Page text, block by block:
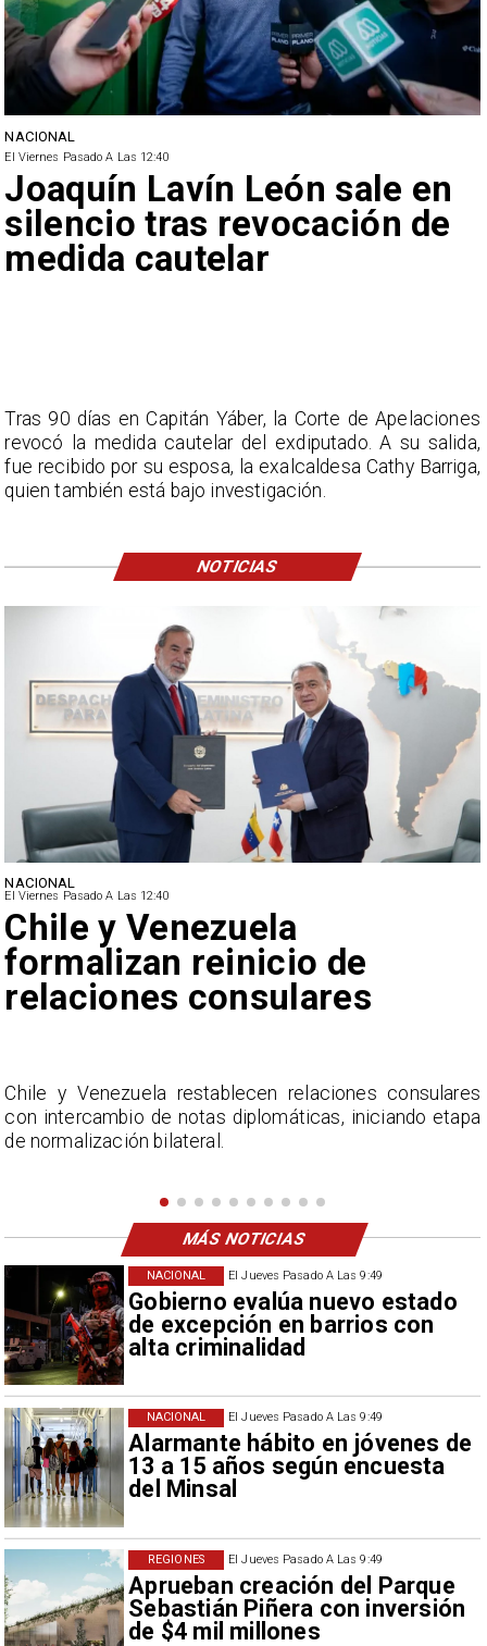
El Jueves Pasado A Las 9:49
Gobierno evalúa nuevo estado
de excepción en barrios con
alta criminalidad
NACIONAL
El Jueves Pasado A Las 9:49
Alarmante hábito en jóvenes de
13 a 15 años según encuesta
del Minsal
NACIONAL
El Jueves Pasado A Las 9:49
Aprueban creación del Parque
Sebastián Piñera con inversión
de $4 mil millones
REGIONES
NACIONAL
El Viernes Pasado A Las 12:40
Feriantes rechazan dichos
de Camila Flores sobre
Fabiola Campillai
La Confederación Nacional de Ferias Libres (ASOF)
considera inaceptable que se refieran a Fabiola
Campillai como 'señora de feria', expresión utilizada
NACIONAL
El Viernes Pasado A Las 12:40
Joaquín Lavín León sale en
silencio tras revocación de
medida cautelar
Tras 90 días en Capitán Yáber, la Corte de Apelaciones
revocó la medida cautelar del exdiputado. A su salida,
fue recibido por su esposa, la exalcaldesa Cathy Barriga,
quien también está bajo investigación.
NOTICIAS
MÁS NOTICIAS